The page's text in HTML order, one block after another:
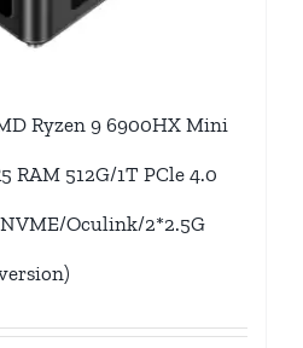
Ryzen 9 6900HX Mini
RAM 512G/1T PCle 4.0
NVME/Oculink/2*2.5G